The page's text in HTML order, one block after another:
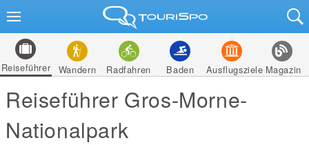
Reiseführer Wandern Radfahren Baden Ausflugsziele Magazin
Reiseführer Gros-Morne-
Nationalpark